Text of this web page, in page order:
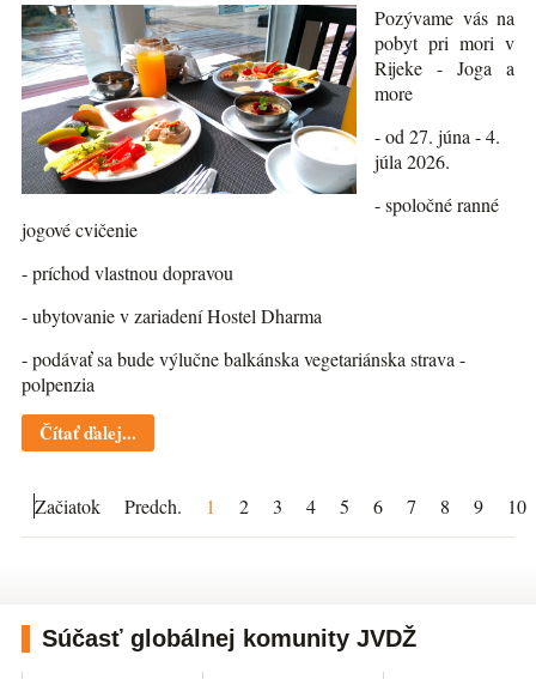
Pozývame vás na
pobyt pri mori v
Rijeke - Joga a
more
- od 27. júna - 4.
júla 2026.
- spoločné ranné
jogové cvičenie
- príchod vlastnou dopravou
- ubytovanie v zariadení Hostel Dharma
- podávať sa bude výlučne balkánska vegetariánska strava -
polpenzia
Čítať ďalej...
Začiatok Predch. 1 2 3 4 5 6 7 8 9 10
Súčasť globálnej komunity JVDŽ